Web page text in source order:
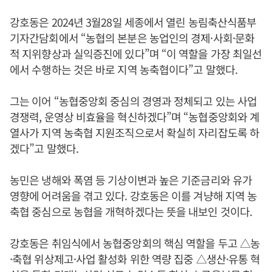
강호동은 2024년 3월28일 세종에서 열린 농림축산식품부
기자간담회에서 “농협의 본분은 농업인의 경제·사회·문화
적 지위향상과 실익증진에 있다”며 “이 역할을 가장 최일선
에서 수행하는 것은 바로 지역 농축협이다”고 말했다.
그는 이어 “농협중앙회 중심의 경영과 정체되고 있는 사업
경쟁력, 운영상 비효율을 혁신하겠다”며 “농협중앙회와 계
열사가 지역 농축협 지원조직으로서 확실히 자리잡도록 하
겠다”고 말했다.
농민은 냉해와 폭염 등 기상이변과 높은 기준금리와 유가
영향에 어려움을 겪고 있다. 강호동은 이를 겨냥해 지역 농
축협 중심으로 농협을 개혁하겠다는 뜻을 내보인 것이다.
강호동은 취임식에서 농협중앙회의 핵심 역할을 두고 △농
·축협 위상제고·사업 활성화 위한 역량 집중 △생산·유통 혁